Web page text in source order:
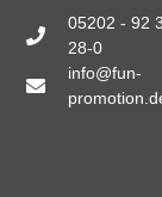
05202 - 92
28-0
info@fun-